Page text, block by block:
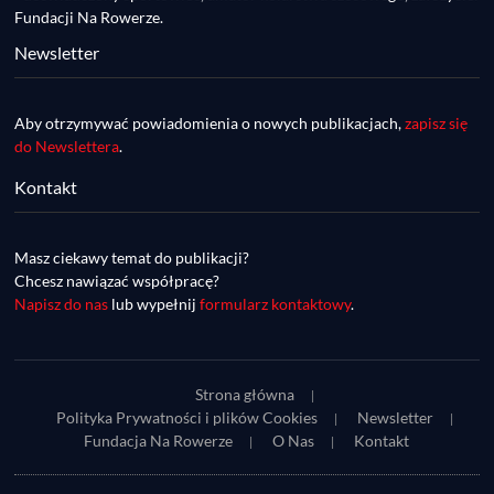
- zaprasza Mateusz Szafraniec. Dwie
samochwałki
Fundacji Na Rowerze.
Newsletter
Aby otrzymywać powiadomienia o nowych publikacjach,zapisz się
do Newslettera.
Kontakt
Masz ciekawy temat do publikacji?
Chcesz nawiązać współpracę?
Napisz do nas lub wypełnijformularz kontaktowy.
Strona główna
Polityka Prywatności i plików Cookies
Newsletter
Fundacja Na Rowerze
O Nas Kontakt